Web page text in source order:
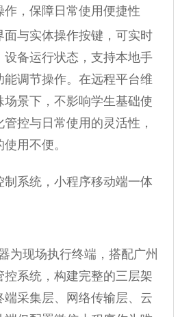
作，保障日常使用便捷性
与实体操作按键，可实时
设备运行状态，支持本地手
调节操作。在远程平台维
景下，不影响学生基础使
控与日常使用的灵活性，
用不便。
系统，小程序移动端一体
为现场执行终端，搭配广州
系统，构建完整的三层架
采集层、网络传输层、云